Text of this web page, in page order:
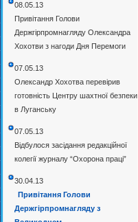
08.05.13
Привітання Голови
Держгірпромнагляду Олександра
Хохотви з нагоди Дня Перемоги
07.05.13
Олександр Хохотва перевірив
готовність Центру шахтної безпеки
в Луганську
07.05.13
Відбулося засідання редакційної
колегії журналу “Охорона праці”
30.04.13
Привітання Голови
Держгірпромнагляду з